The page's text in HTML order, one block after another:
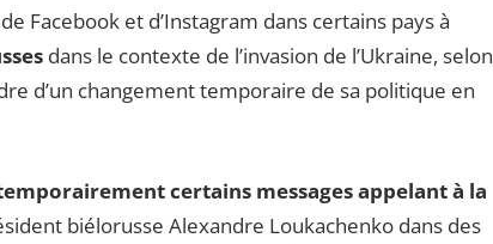
Facebook et d’Instagram dans certains pays à
dans le contexte de l’invasion de l’Ukraine, selon
d’un changement temporaire de sa politique en
certains messages appelant à la
biélorusse Alexandre Loukachenko dans des